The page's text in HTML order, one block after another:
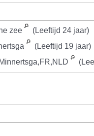
zee
(Leeftijd 24 jaar)
(Leeftijd 19 jaar)